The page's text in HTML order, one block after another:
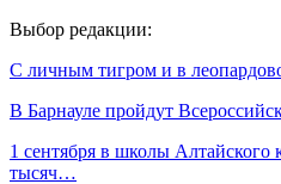
Выбор редакции:
С личным тигром и в
В Барнауле пройдут
1 сентября в школы Алтайского
тысяч…